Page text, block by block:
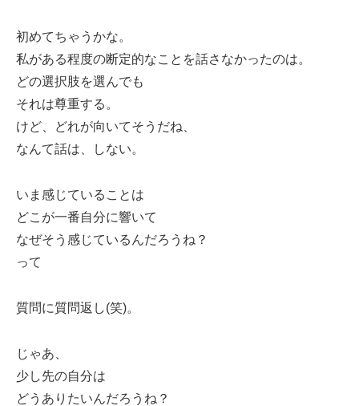
初めてちゃうかな。
私がある程度の断定的なことを話さなかったのは。
どの選択肢を選んでも
それは尊重する。
けど、どれが向いてそうだね、
なんて話は、しない。
いま感じていることは
どこが一番自分に響いて
なぜそう感じているんだろうね？
って
質問に質問返し(笑)。
じゃあ、
少し先の自分は
どうありたいんだろうね？